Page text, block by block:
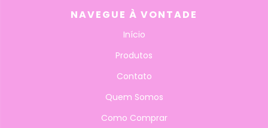
NAVEGUE À VONTADE
Início
Produtos
Contato
Quem Somos
Como Comprar